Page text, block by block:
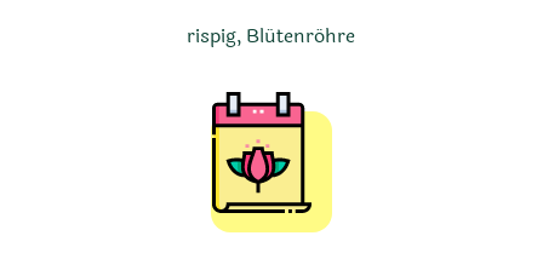
rispig, Blütenröhre